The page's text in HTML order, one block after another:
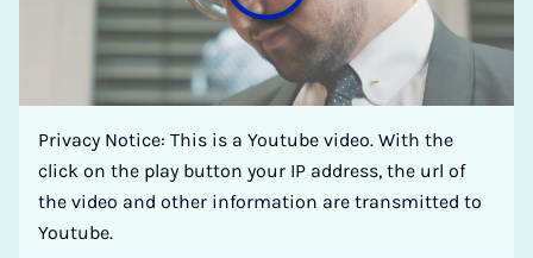
Privacy Notice: This is a Youtube video. With the
click on the play button your IP address, the url of
the video and other information are transmitted to
Youtube.